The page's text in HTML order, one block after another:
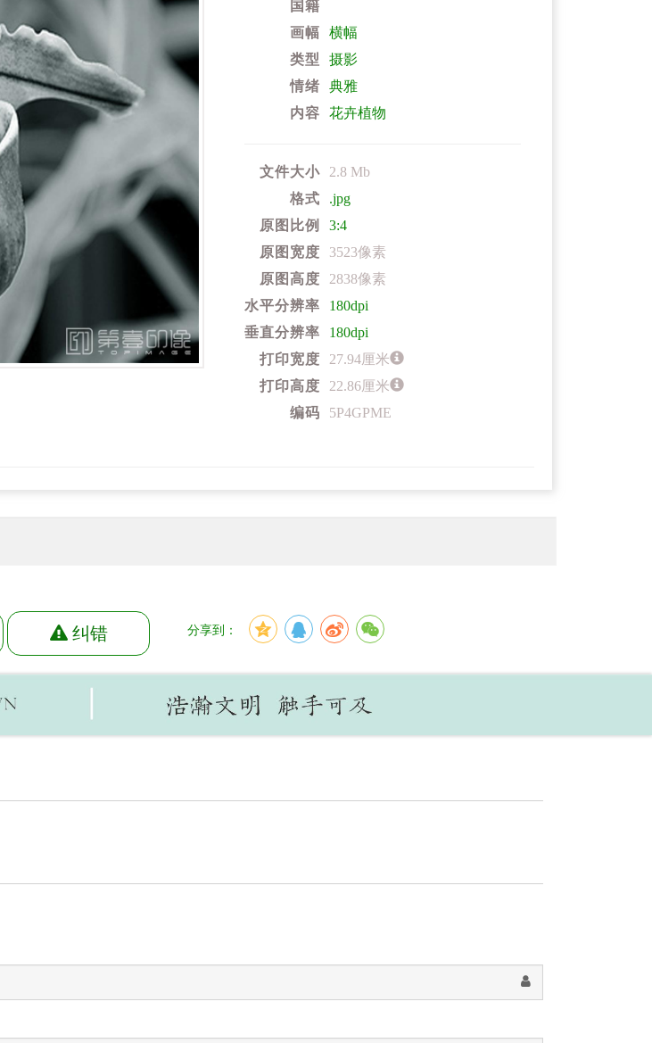
国籍
画幅
横幅
类型
摄影
情绪
典雅
内容
花卉植物
文件大小
2.8 Mb
格式
.jpg
原图比例
3:4
原图宽度
3523像素
原图高度
2838像素
水平分辨率
180dpi
垂直分辨率
180dpi
打印宽度
27.94厘米
打印高度
22.86厘米
编码
5P4GPME
纠错 分享到：